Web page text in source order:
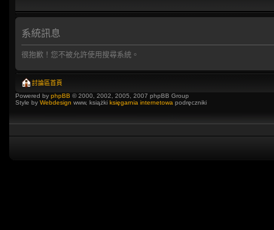
系統訊息
很抱歉！您不被允許使用搜尋系統。
討論區首頁
Powered by phpBB © 2000, 2002, 2005, 2007 phpBB Group
Style by Webdesign www, książki księgarnia internetowa podręczniki